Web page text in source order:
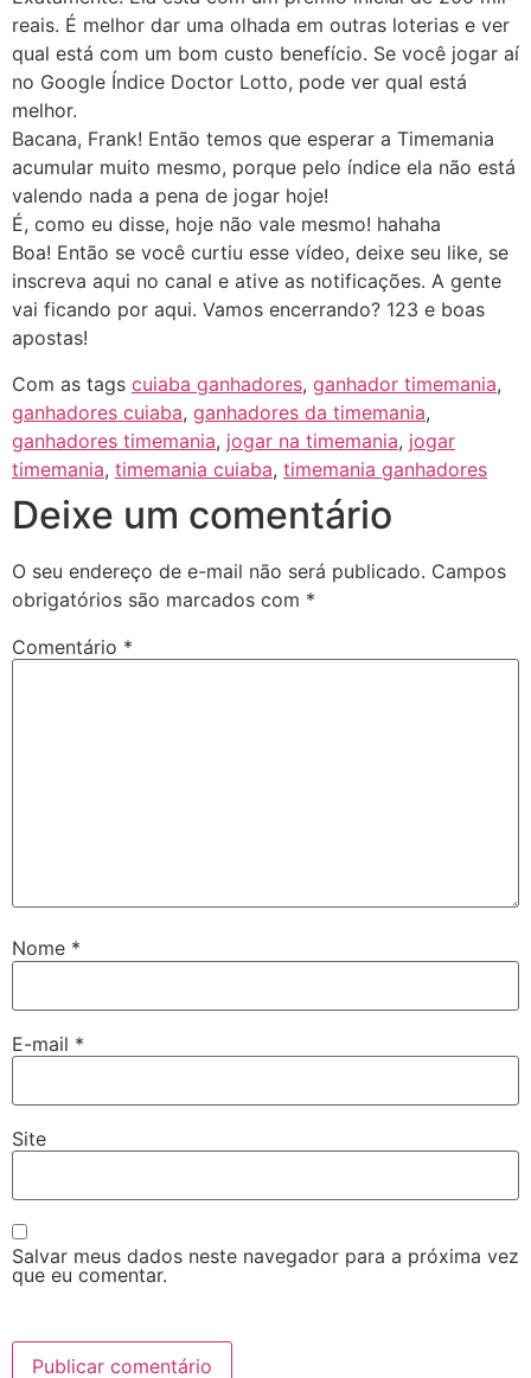
reais. É melhor dar uma olhada em outras loterias e ver
qual está com um bom custo benefício. Se você jogar aí
no Google Índice Doctor Lotto, pode ver qual está
melhor.
Bacana, Frank! Então temos que esperar a Timemania
acumular muito mesmo, porque pelo índice ela não está
valendo nada a pena de jogar hoje!
É, como eu disse, hoje não vale mesmo! hahaha
Boa! Então se você curtiu esse vídeo, deixe seu like, se
inscreva aqui no canal e ative as notificações. A gente
vai ficando por aqui. Vamos encerrando? 123 e boas
apostas!
Com as tags cuiaba ganhadores, ganhador timemania,
ganhadores cuiaba, ganhadores da timemania,
ganhadores timemania, jogar na timemania, jogar
timemania, timemania cuiaba, timemania ganhadores
Deixe um comentário
O seu endereço de e-mail não será publicado. Campos
obrigatórios são marcados com *
Comentário *
Nome *
E-mail *
Site
Salvar meus dados neste navegador para a próxima vez
que eu comentar.